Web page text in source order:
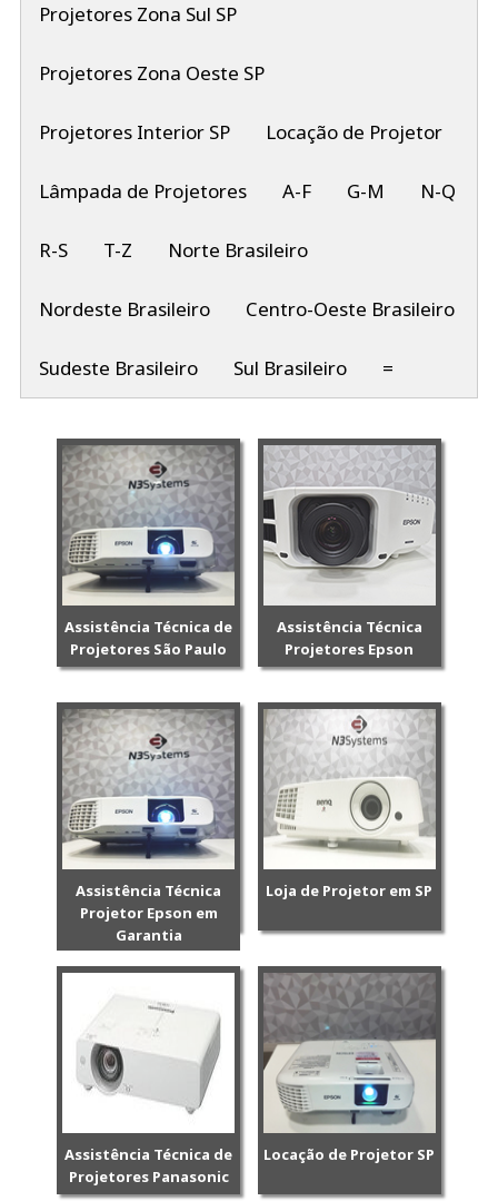
Projetores Zona Sul SP
Projetores Zona Oeste SP
Projetores Interior SP Locação de Projetor
Lâmpada de Projetores A-F G-M N-Q
R-S T-Z Norte Brasileiro
Nordeste Brasileiro Centro-Oeste Brasileiro
Sudeste Brasileiro Sul Brasileiro =
Assistência Técnica de
Projetores São Paulo
Assistência Técnica
Projetores Epson
Assistência Técnica
Projetor Epson em
Garantia
Loja de Projetor em SP
Assistência Técnica de
Projetores Panasonic
Locação de Projetor SP